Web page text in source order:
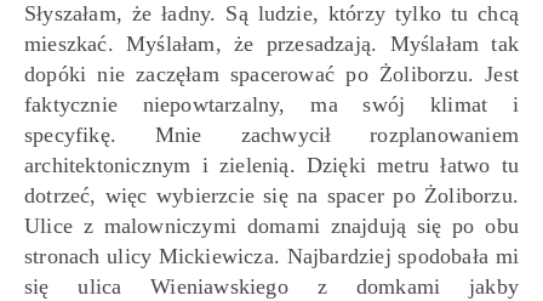
Słyszałam, że ładny. Są ludzie, którzy tylko tu chcą
mieszkać. Myślałam, że przesadzają. Myślałam tak
dopóki nie zaczęłam spacerować po Żoliborzu. Jest
faktycznie niepowtarzalny, ma swój klimat i
specyfikę. Mnie zachwycił rozplanowaniem
architektonicznym i zielenią. Dzięki metru łatwo tu
dotrzeć, więc wybierzcie się na spacer po Żoliborzu.
Ulice z malowniczymi domami znajdują się po obu
stronach ulicy Mickiewicza. Najbardziej spodobała mi
się ulica Wieniawskiego z domkami jakby